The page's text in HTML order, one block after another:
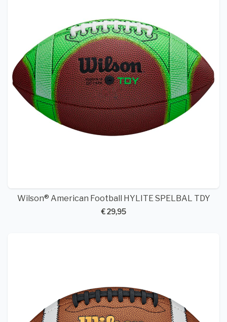
Wilson® American Football HYLITE SPELBAL TDY
€ 29,95